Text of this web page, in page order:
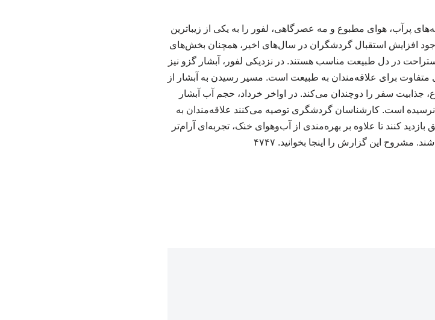
پرآب، هوای مطبوع و مه عصرگاهی، لفور را به یکی از زیباترین
افزایش استقبال گردشگران در سال‌های اخیر، همچنان بخش‌های
استراحت در دل طبیعت مناسب هستند. در نزدیکی لفور، آبشار گزو نیز
برای علاقه‌مندان به طبیعت است. مسیر رسیدن به آبشار از
سفر را دوچندان می‌کند. در اواخر خرداد، حجم آب آبشار
است. کارشناسان گردشگری توصیه می‌کنند علاقه‌مندان به
کنند تا علاوه بر بهره‌مندی از آب‌وهوای خنک، تجربه‌ای آرام‌تر
مشروح این گزارش را اینجا بخوانید. ۴۷۴۷